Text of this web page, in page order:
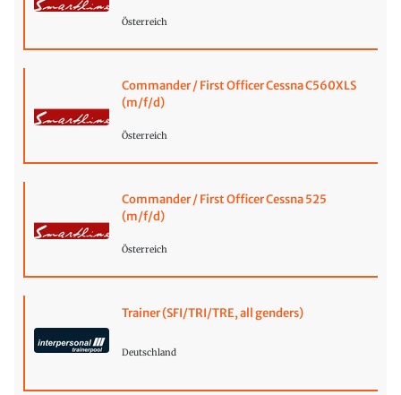
Österreich
Commander / First Officer Cessna C560XLS
(m/f/d)
Österreich
Commander / First Officer Cessna 525
(m/f/d)
Österreich
Trainer (SFI/TRI/TRE, all genders)
Deutschland